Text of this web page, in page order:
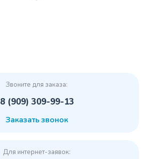
Звоните для заказа:
8 (909) 309-99-13
Заказать звонок
Для интернет-заявок: